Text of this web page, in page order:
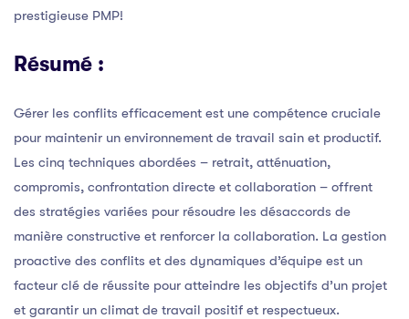
prestigieuse PMP!
Résumé :
Gérer les conflits efficacement est une compétence cruciale
pour maintenir un environnement de travail sain et productif.
Les cinq techniques abordées – retrait, atténuation,
compromis, confrontation directe et collaboration – offrent
des stratégies variées pour résoudre les désaccords de
manière constructive et renforcer la collaboration. La gestion
proactive des conflits et des dynamiques d’équipe est un
facteur clé de réussite pour atteindre les objectifs d’un projet
et garantir un climat de travail positif et respectueux.